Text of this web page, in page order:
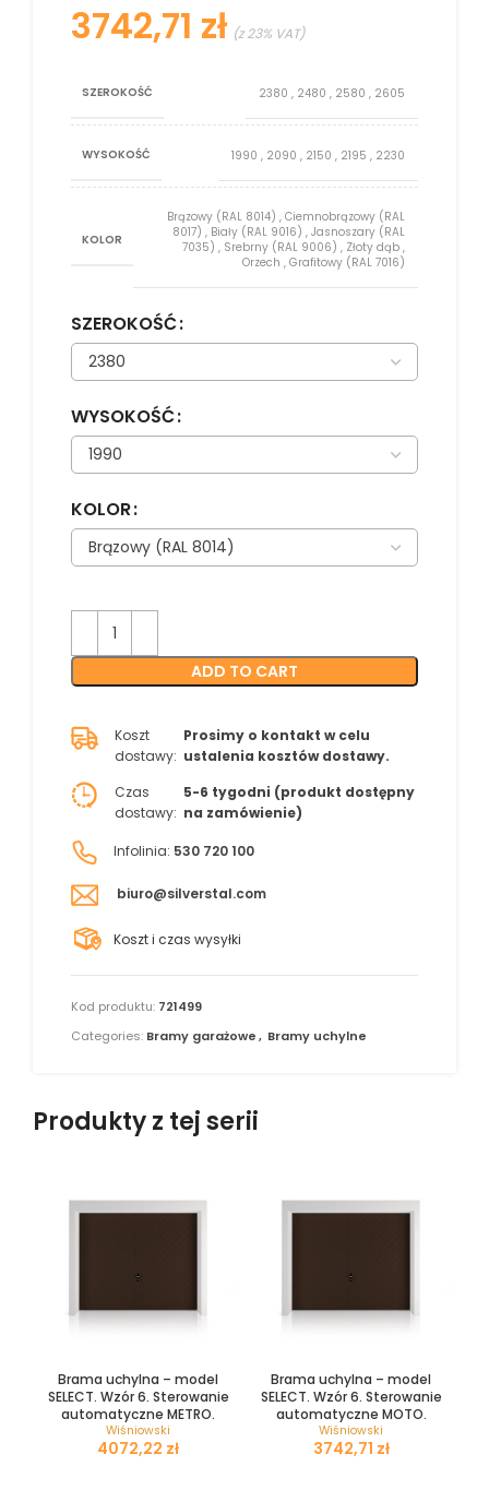
zł
SZEROKOŚĆ 2380 , 2480 , 2580 , 2605
WYSOKOŚĆ 1990 , 2090 , 2150 , 2195 , 2230
KOLOR
Brązowy (RAL 8014) , Ciemnobrązowy (RAL
8017) , Biały (RAL 9016) , Jasnoszary (RAL
7035) , Srebrny (RAL 9006) , Złoty dąb ,
Orzech , Grafitowy (RAL 7016)
SZEROKOŚĆ
WYSOKOŚĆ
KOLOR
ADD TO CART
Koszt
dostawy:
Prosimy o kontakt w celu
ustalenia kosztów dostawy.
Czas
dostawy:
5-6 tygodni (produkt dostępny
na zamówienie)
Infolinia: 530 720 100
biuro@silverstal.com
Koszt i czas wysyłki
Kod produktu: 721499
Categories: Bramy garażowe, Bramy uchylne
Produkty z tej serii
Brama uchylna – model
SELECT. Wzór 6. Sterowanie
automatyczne METRO.
Wiśniowski
zł
Brama uchylna – model
SELECT. Wzór 6. Sterowanie
automatyczne MOTO.
Wiśniowski
zł